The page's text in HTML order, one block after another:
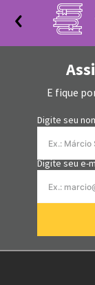
E fique
Digite seu
Digite seu e-